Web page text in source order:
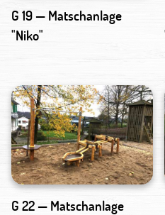
G 19 — Matschanlage
"Niko"
G 22 — Matschanlage